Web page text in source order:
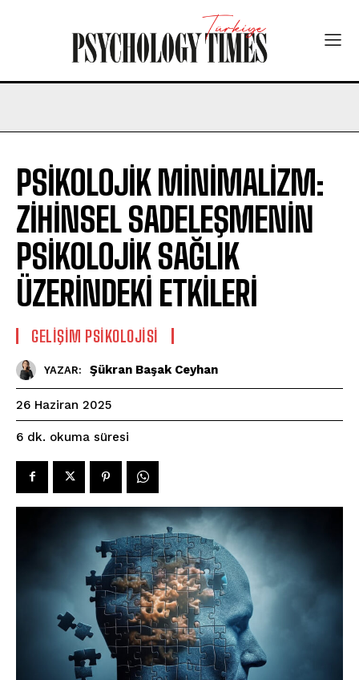
PSİKOLOJİK MİNİMALİZM:
ZİHİNSEL SADELEŞMENİN
PSİKOLOJİK SAĞLIK
ÜZERİNDEKİ ETKİLERİ
GELIŞIM PSIKOLOJISI
YAZAR: Şükran Başak Ceyhan
26 Haziran 2025
6 dk. okuma süresi